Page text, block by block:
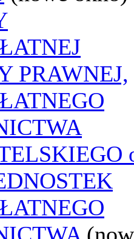
PRAWNEJ,